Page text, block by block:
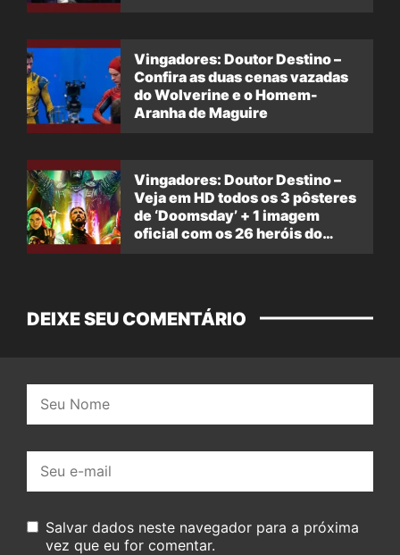
Vingadores: Doutor Destino –
Confira as duas cenas vazadas
do Wolverine e o Homem-
Aranha de Maguire
Vingadores: Doutor Destino –
Veja em HD todos os 3 pôsteres
de ‘Doomsday’ + 1 imagem
oficial com os 26 heróis do
DEIXE SEU COMENTÁRIO
mail:
Salvar dados neste navegador para a próxima
vez que eu for comentar.